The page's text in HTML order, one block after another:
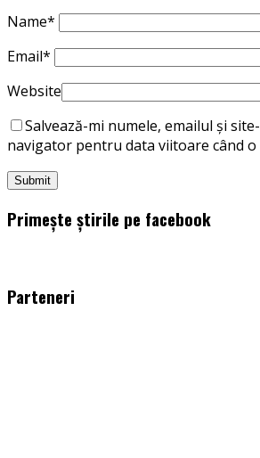
Name*
Email*
Website
Salvează-mi numele, emailul și
navigator pentru data viitoare când o
Primește știrile pe facebook
Parteneri